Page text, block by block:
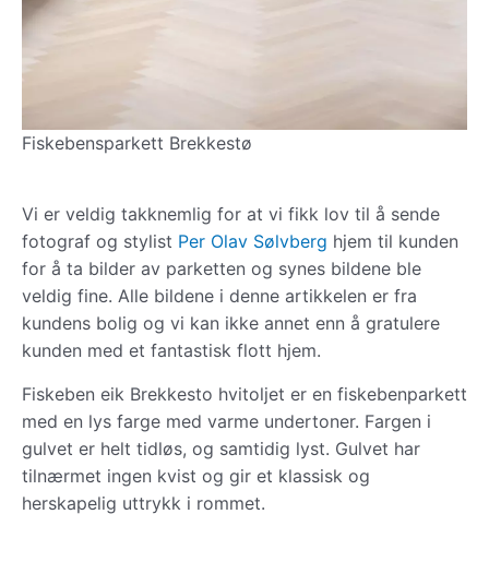
Fiskebensparkett Brekkestø
Vi er veldig takknemlig for at vi fikk lov til å sende
fotograf og stylist Per Olav Sølvberg hjem til kunden
for å ta bilder av parketten og synes bildene ble
veldig fine. Alle bildene i denne artikkelen er fra
kundens bolig og vi kan ikke annet enn å gratulere
kunden med et fantastisk flott hjem.
Fiskeben eik Brekkesto hvitoljet er en fiskebenparkett
med en lys farge med varme undertoner. Fargen i
gulvet er helt tidløs, og samtidig lyst. Gulvet har
tilnærmet ingen kvist og gir et klassisk og
herskapelig uttrykk i rommet.